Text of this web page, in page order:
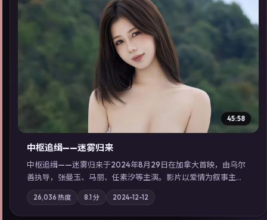
▶
45:58
中枢追缉——迷雾归来
中枢追缉——迷雾归来于2024年8月29日在加拿大首映，由乌尔
善执导，张曼玉、马丽、任素汐等主演。影片以爱情为叙事主
轴，记忆碎片重组后，主角发现自己从未活过“真实”的一天；摄
影与配乐强化地域气质；站内亦可通过「国产免费观看高清电视
剧在线看」延展检索同类型高分佳作，畅享高清在线追剧体验。
26,036 热度 8.1分 2024-12-12